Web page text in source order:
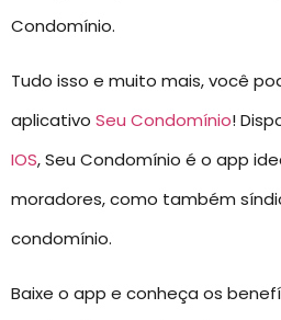
Condomínio.
Tudo isso e muito mais, você
aplicativo Seu Condomínio!
IOS, Seu Condomínio é o app
moradores, como também
condomínio.
Baixe o app e conheça os